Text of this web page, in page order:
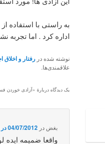
به راستی با
اداره کرد . اما
نوشته شده در رفتار و اخلاق
علاقمندی‌ها.
یک دیدگاه دربارهٔ «آزادی خوردن
بغض در04/07/2012 در 11:28 ق.ظ
واقعا ضميمه